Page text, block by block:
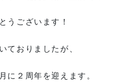
うございます！
ておりましたが、
に２周年を迎えます。